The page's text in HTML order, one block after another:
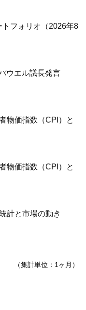
トフォリオ（2026年8
ウエル議長発言
物価指数（CPI）と
物価指数（CPI）と
計と市場の動き
（集計単位：1ヶ月）